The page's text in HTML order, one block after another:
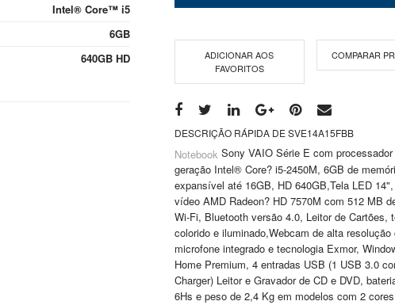
Intel® Core™ i5
6GB
640GB HD
ADICIONAR AOS
FAVORITOS
COMPARAR
DESCRIÇÃO RÁPIDA DE SVE14A15FBB
Notebook Sony VAIO Série E com processador
geração Intel® Core? i5-2450M, 6GB de
expansível até 16GB, HD 640GB,Tela LED
vídeo AMD Radeon? HD 7570M com 512 MB
Wi-Fi, Bluetooth versão 4.0, Leitor de Cartões,
colorido e iluminado,Webcam de alta resolução
microfone integrado e tecnologia Exmor,
Home Premium, 4 entradas USB (1 USB 3.0
Charger) Leitor e Gravador de CD e DVD,
6Hs e peso de 2,4 Kg em modelos com 2